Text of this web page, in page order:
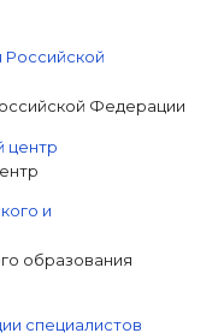
Федерации
образования